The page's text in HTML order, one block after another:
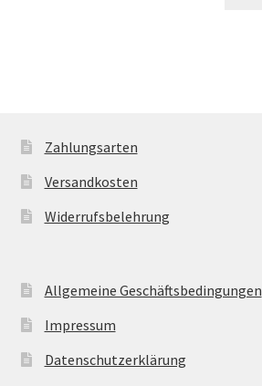
Zahlungsarten
Versandkosten
Widerrufsbelehrung
Allgemeine Geschäftsbedingungen
Impressum
Datenschutzerklärung